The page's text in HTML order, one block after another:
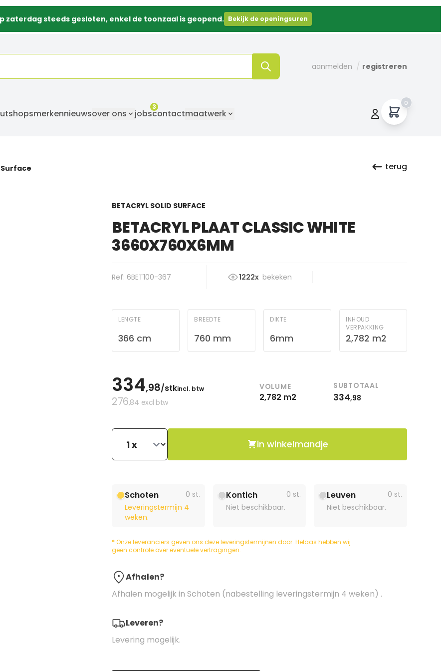
zaterdag steeds gesloten, enkel de toonzaal is geopend. Bekijk de openingsuren
aanmelden / registreren
merkennieuwsover ons
3
jobscontactmaatwerk
0
terug
BETACRYL SOLID SURFACE
BETACRYL PLAAT CLASSIC WHITE
3660X760X6MM
Ref: 6BET100-367 1222x bekeken
LENGTE
366 cm
BREEDTE
760 mm
DIKTE
6mm
INHOUD
VERPAKKING
2,782 m2
334,98/stkincl. btw
276,84 excl btw
VOLUME
2,782 m2
SUBTOTAAL
334,98
in winkelmandje
Schoten
0 st.
Leveringstermijn 4
weken.
Kontich
0 st.
Niet beschikbaar.
Leuven
0 st.
Niet beschikbaar.
*Onze leveranciers geven ons deze leveringstermijnen door. Helaas hebben wij
geen controle over eventuele vertragingen.
Afhalen?
Afhalen mogelijk in Schoten (nabestelling leveringstermijn 4 weken) .
Leveren?
Levering mogelijk.